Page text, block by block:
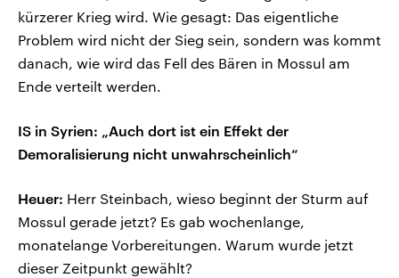
kürzerer Krieg wird. Wie gesagt: Das eigentliche
Problem wird nicht der Sieg sein, sondern was kommt
danach, wie wird das Fell des Bären in Mossul am
Ende verteilt werden.
IS in Syrien: „Auch dort ist ein Effekt der
Demoralisierung nicht unwahrscheinlich“
Heuer: Herr Steinbach, wieso beginnt der Sturm auf
Mossul gerade jetzt? Es gab wochenlange,
monatelange Vorbereitungen. Warum wurde jetzt
dieser Zeitpunkt gewählt?